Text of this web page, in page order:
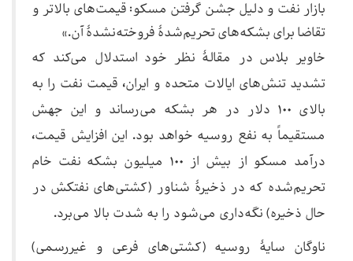
بازار نفت و دلیل جشن گرفتن مسکو: قیمت‌های بالاتر و
تقاضا برای بشکه‌های تحریم‌شدهٔ فروخته‌نشدهٔ آن.»
خاویر بلاس در مقالهٔ نظر خود استدلال می‌کند که
تشدید تنش‌های ایالات متحده و ایران، قیمت نفت را به
بالای ۱۰۰ دلار در هر بشکه می‌رساند و این جهش
مستقیماً به نفع روسیه خواهد بود. این افزایش قیمت،
درآمد مسکو از بیش از ۱۰۰ میلیون بشکه نفت خام
تحریم‌شده که در ذخیرهٔ شناور (کشتی‌های نفتکش در
حال ذخیره) نگه‌داری می‌شود را به شدت بالا می‌برد.
ناوگان سایهٔ روسیه (کشتی‌های فرعی و غیررسمی)